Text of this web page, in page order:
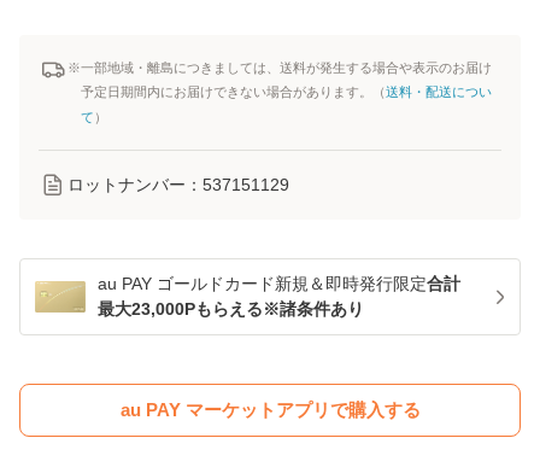
※一部地域・離島につきましては、送料が発生する場合や表示のお届け
予定日期間内にお届けできない場合があります。（送料・配送につい
て ）
ロットナンバー： 537151129
au PAY ゴールドカード新規＆即時発行限定合計
最大23,000Pもらえる※諸条件あり
au PAY マーケットアプリで購入する